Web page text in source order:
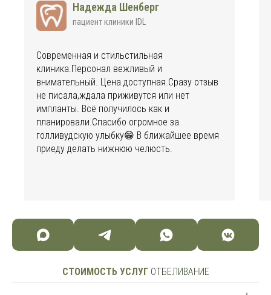
Надежда Шенберг
пациент клиники IDL
Современная и стильстильная
клиника.Персонал вежливый и
внимательный. Цена доступная.Сразу отзыв
не писала,ждала приживутся или нет
импланты. Всё получилось как и
планировали.Спасибо огромное за
голливудскую улыбку😁 В ближайшее время
приеду делать нижнюю челюсть.
СТОИМОСТЬ УСЛУГ ОТБЕЛИВАНИЕ